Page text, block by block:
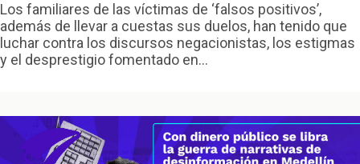
Los familiares de las víctimas de ‘falsos positivos’,
además de llevar a cuestas sus duelos, han tenido que
luchar contra los discursos negacionistas, los estigmas
y el desprestigio fomentado en...